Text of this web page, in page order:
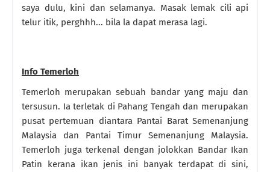
saya dulu, kini dan selamanya. Masak lemak cili api
telur itik, perghhh... bila la dapat merasa lagi.
Info Temerloh
Temerloh merupakan sebuah bandar yang maju dan
tersusun. Ia terletak di Pahang Tengah dan merupakan
pusat pertemuan diantara Pantai Barat Semenanjung
Malaysia dan Pantai Timur Semenanjung Malaysia.
Temerloh juga terkenal dengan jolokkan Bandar Ikan
Patin kerana ikan jenis ini banyak terdapat di sini,